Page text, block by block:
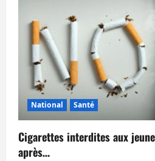
National Santé
Cigarettes interdites aux
après…